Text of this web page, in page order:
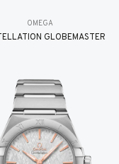
OMEGA
GLOBEMASTER